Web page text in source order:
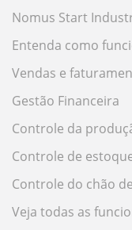
Nomus Start
Entenda como
Vendas e
Gestão Financeira
Controle da
Controle de
Controle do chão
Veja todas as